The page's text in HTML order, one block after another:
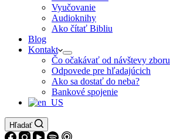
Vyučovanie
Audioknihy
Ako čítať Bibliu
Blog
Kontakt
Čo očakávať od návštevy zboru
Odpovede pre hľadajúcich
Ako sa dostať do neba?
Bankové spojenie
Hľadať